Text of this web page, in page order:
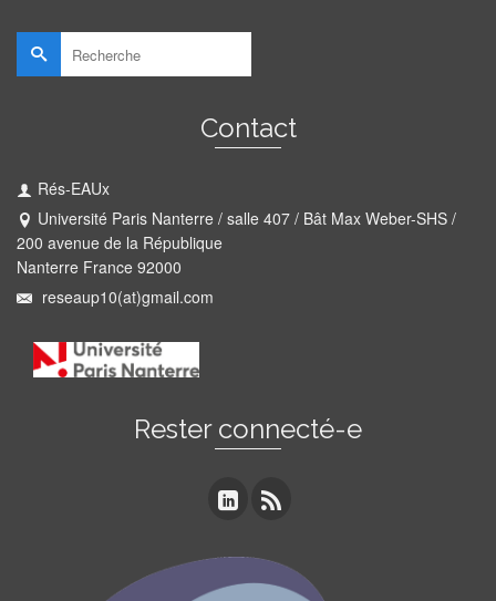
Rechercher :
Contact
Rés-EAUx
Université Paris Nanterre / salle 407 / Bât Max Weber-SHS /
200 avenue de la République
Nanterre France 92000
reseaup10(at)gmail.com
Rester connecté-e